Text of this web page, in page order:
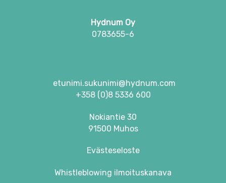
Hydnum Oy
0783655-6
etunimi.sukunimi@hydnum.com
+358 (0)8 5336 600
Nokiantie 30
91500 Muhos
Evästeseloste
Whistleblowing ilmoituskanava